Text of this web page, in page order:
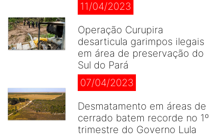
11/04/2023
Operação Curupira
desarticula garimpos ilegais
em área de preservação do
Sul do Pará
07/04/2023
Desmatamento em áreas de
cerrado batem recorde no 1º
trimestre do Governo Lula